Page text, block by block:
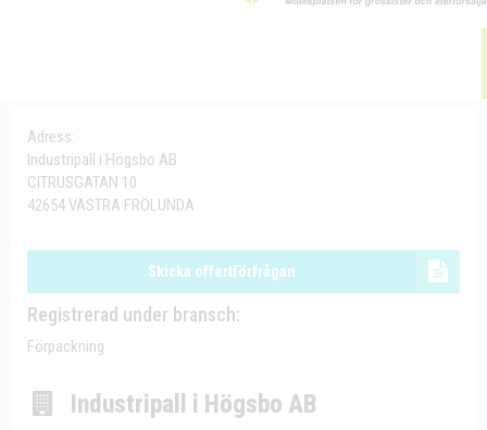
Adress:
Industripall i Högsbo AB
CITRUSGATAN 10
42654 VÄSTRA FRÖLUNDA
Skicka offertförfrågan
Registrerad under bransch:
Förpackning
Industripall i Högsbo AB